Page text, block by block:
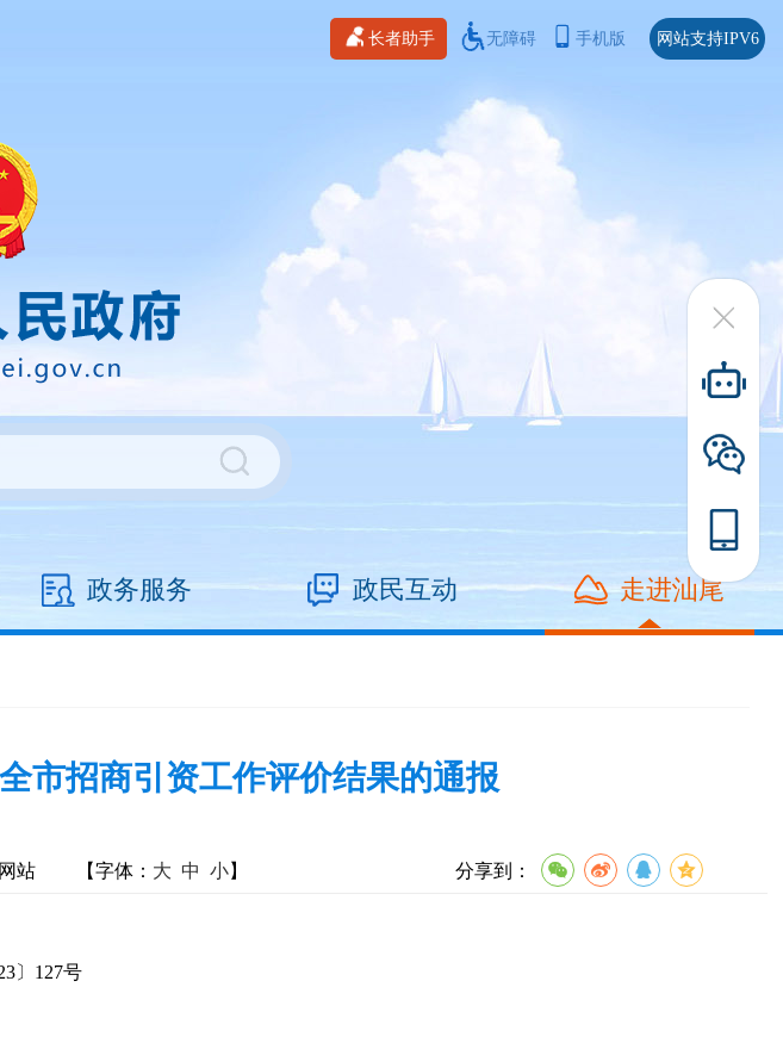
长者助手 无障碍 手机版 网站支持IPV6
政务服务 政民互动 走进汕尾
市招商引资工作评价结果的通报
站 【字体： 大 中 小】 分享到：
〕127号